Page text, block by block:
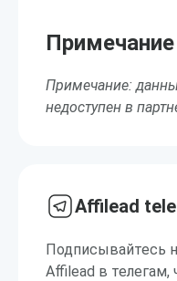
Примечание
Примечание:
недоступен в
Affilead
Подписывайтесь
Affilead в